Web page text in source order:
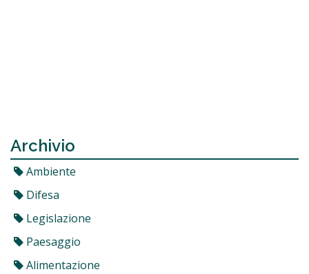
Archivio
Ambiente
Difesa
Legislazione
Paesaggio
Alimentazione